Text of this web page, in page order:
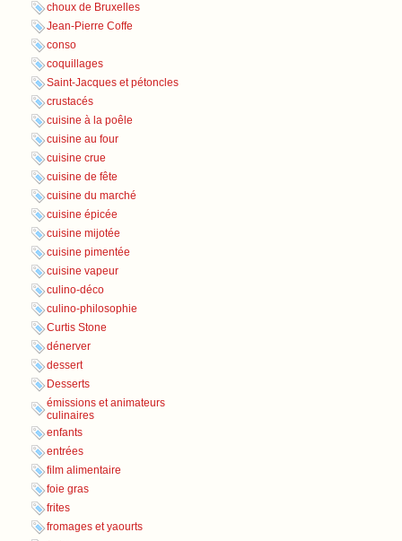
choux de Bruxelles
Jean-Pierre Coffe
conso
coquillages
Saint-Jacques et pétoncles
crustacés
cuisine à la poêle
cuisine au four
cuisine crue
cuisine de fête
cuisine du marché
cuisine épicée
cuisine mijotée
cuisine pimentée
cuisine vapeur
culino-déco
culino-philosophie
Curtis Stone
dénerver
dessert
Desserts
émissions et animateurs
culinaires
enfants
entrées
film alimentaire
foie gras
frites
fromages et yaourts